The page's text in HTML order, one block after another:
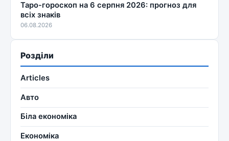
Таро-гороскоп на 6 серпня 2026: прогноз для
всіх знаків
06.08.2026
Розділи
Articles
Авто
Біла економіка
Економіка